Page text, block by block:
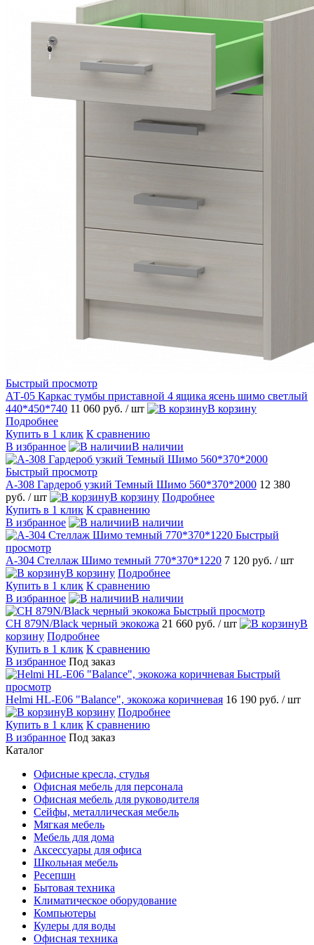
Быстрый просмотр
АТ-05 Каркас тумбы приставной 4 ящика ясень шимо светлый
440*450*740 11 060 руб. / шт
В корзину
Подробнее
Купить в 1 клик К сравнению
В избранное
В наличии
Быстрый просмотр
А-308 Гардероб узкий Темный Шимо 560*370*2000 12 380
руб. / шт В корзину Подробнее
Купить в 1 клик К сравнению
В избранное
В наличии
Быстрый
просмотр
А-304 Стеллаж Шимо темный 770*370*1220 7 120 руб. / шт
В корзину Подробнее
Купить в 1 клик К сравнению
В избранное
В наличии
Быстрый просмотр
CH 879N/Black черный экокожа 21 660 руб. / шт
В
корзину Подробнее
Купить в 1 клик К сравнению
В избранное Под заказ
Быстрый
просмотр
Helmi HL-E06 "Balance", экокожа коричневая 16 190 руб. / шт
В корзину Подробнее
Купить в 1 клик К сравнению
В избранное Под заказ
Каталог
Офисные кресла, стулья
Офисная мебель для персонала
Офисная мебель для руководителя
Сейфы, металлическая мебель
Мягкая мебель
Мебель для дома
Аксессуары для офиса
Школьная мебель
Ресепшн
Бытовая техника
Климатическое оборудование
Компьютеры
Кулеры для воды
Офисная техника